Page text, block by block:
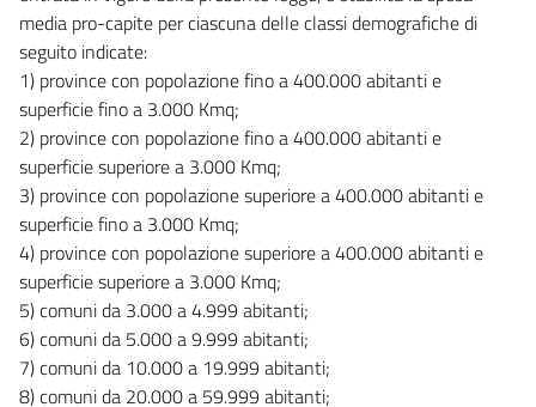
media pro-capite per ciascuna delle classi demografiche di
seguito indicate:
1) province con popolazione fino a 400.000 abitanti e
superficie fino a 3.000 Kmq;
2) province con popolazione fino a 400.000 abitanti e
superficie superiore a 3.000 Kmq;
3) province con popolazione superiore a 400.000 abitanti e
superficie fino a 3.000 Kmq;
4) province con popolazione superiore a 400.000 abitanti e
superficie superiore a 3.000 Kmq;
5) comuni da 3.000 a 4.999 abitanti;
6) comuni da 5.000 a 9.999 abitanti;
7) comuni da 10.000 a 19.999 abitanti;
8) comuni da 20.000 a 59.999 abitanti;